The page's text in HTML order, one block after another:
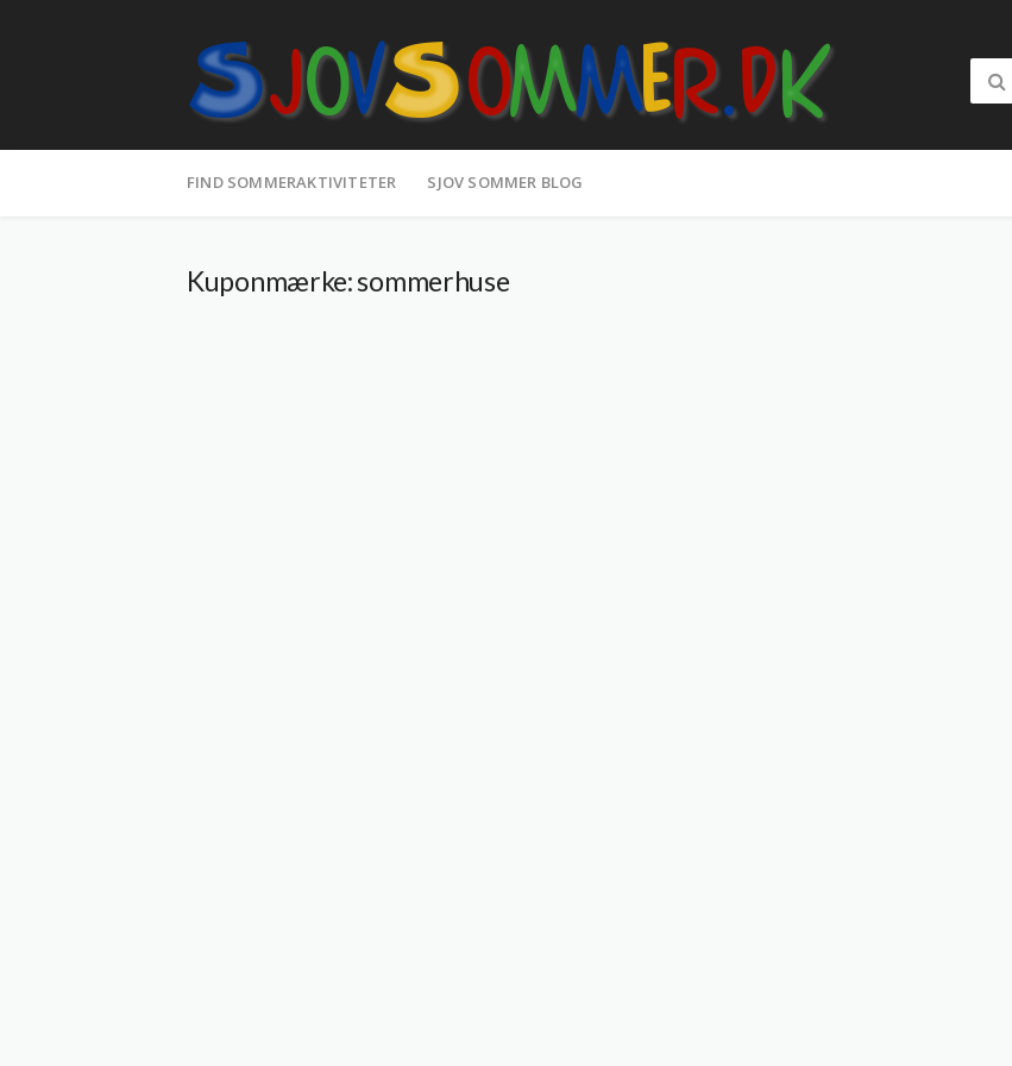
til
FIND SOMMERAKTIVITETER SJOV SOMMER BLOG
Kuponmærke:sommerhuse